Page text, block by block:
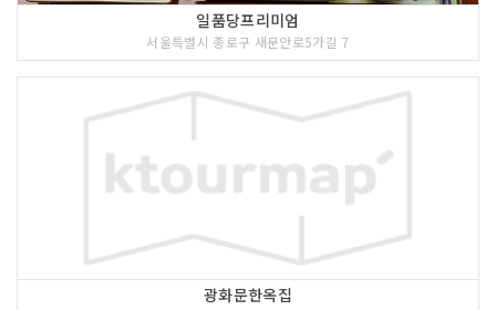
일품당프리미엄
서울특별시 종로구 새문안로5가길 7
광화문한옥집